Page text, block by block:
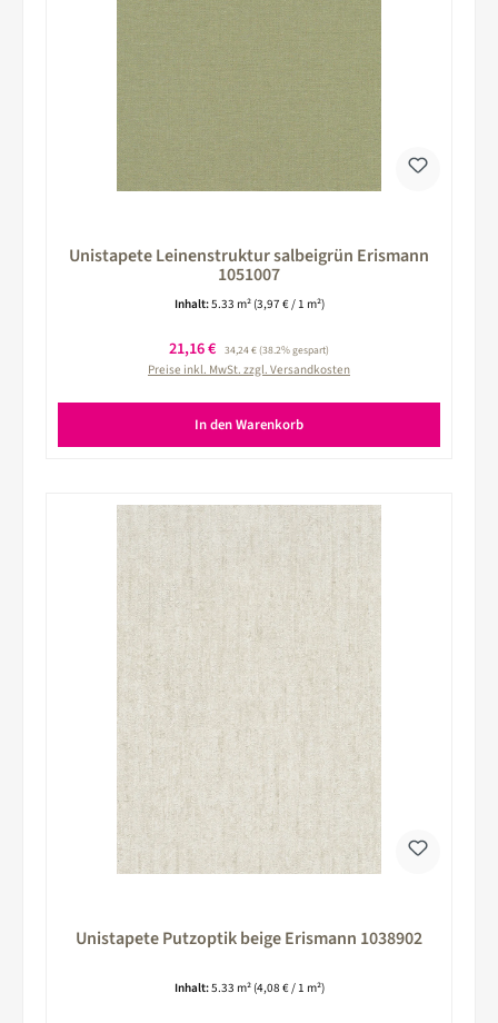
Unistapete Leinenstruktur salbeigrün Erismann
1051007
Inhalt:5.33 m² (3,97 € / 1 m²)
Verkaufspreis:
21,16 € Regulärer Preis:
34,24 €(38.2% gespart)
Preise inkl. MwSt. zzgl. Versandkosten
In den Warenkorb
Unistapete Putzoptik beige Erismann 1038902
Inhalt:5.33 m² (4,08 € / 1 m²)